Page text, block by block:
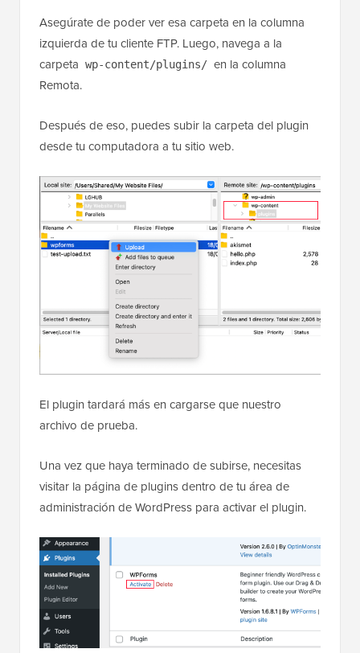
Asegúrate de poder ver esa carpeta en la columna
izquierda de tu cliente FTP. Luego, navega a la
carpeta wp-content/plugins/ en la columna
Remota.
Después de eso, puedes subir la carpeta del plugin
desde tu computadora a tu sitio web.
El plugin tardará más en cargarse que nuestro
archivo de prueba.
Una vez que haya terminado de subirse, necesitas
visitar la página de plugins dentro de tu área de
administración de WordPress para activar el plugin.